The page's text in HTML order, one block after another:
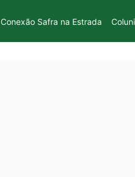
Conexão Safra na Estrada